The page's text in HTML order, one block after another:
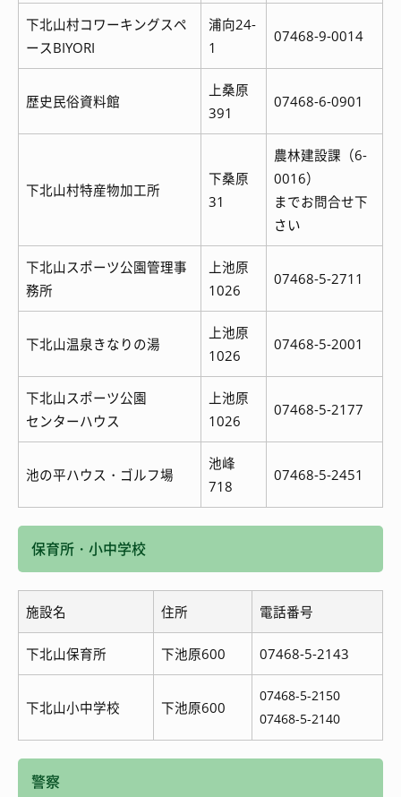
下北山村コワーキングスペ
ースBIYORI
浦向24-
1
07468-9-0014
歴史民俗資料館
上桑原
391
07468-6-0901
下北山村特産物加工所
下桑原
31
農林建設課（6-
0016）
までお問合せ下
さい
下北山スポーツ公園管理事
務所
上池原
1026
07468-5-2711
下北山温泉きなりの湯
上池原
1026
07468-5-2001
下北山スポーツ公園
センターハウス
上池原
1026
07468-5-2177
池の平ハウス・ゴルフ場
池峰
718
07468-5-2451
保育所・小中学校
施設名 住所 電話番号
下北山保育所 下池原600 07468-5-2143
下北山小中学校 下池原600
07468-5-2150
07468-5-2140
警察